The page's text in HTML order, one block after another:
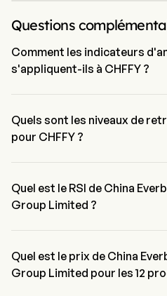
Questions
Comment les indicateurs
s'appliquent-ils à CHFFY ?
Group Limited a 4 signaux d'achat, 1
de vente.
Quels sont les niveaux de
pour CHFFY ?
Quel est le RSI de China
Group Limited ?
Quel est le prix de China
Group Limited pour les 12